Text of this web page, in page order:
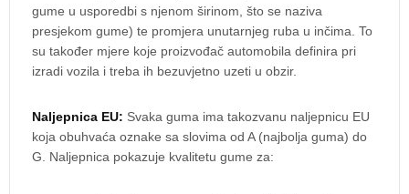
gume u usporedbi s njenom širinom, što se naziva
presjekom gume) te promjera unutarnjeg ruba u inčima. To
su također mjere koje proizvođač automobila definira pri
izradi vozila i treba ih bezuvjetno uzeti u obzir.
Naljepnica EU: Svaka guma ima takozvanu naljepnicu EU
koja obuhvaća oznake sa slovima od A (najbolja guma) do
G. Naljepnica pokazuje kvalitetu gume za: